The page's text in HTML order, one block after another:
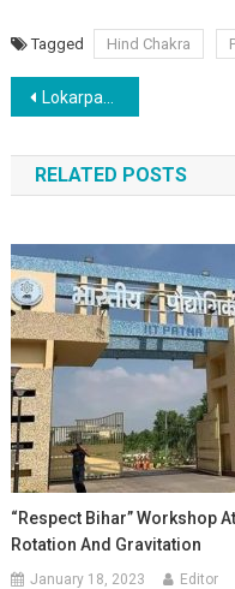
Tagged Hind Chakra
Post
Lokarpan of Clean Room of Incubation Centre IIT Patna
RELATED POSTS
“Respect Bihar” Workshop
Rotation And Gravitation
January 18, 2023 Editor